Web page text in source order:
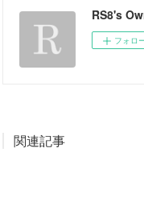
RS8's
フォロ
関連記事